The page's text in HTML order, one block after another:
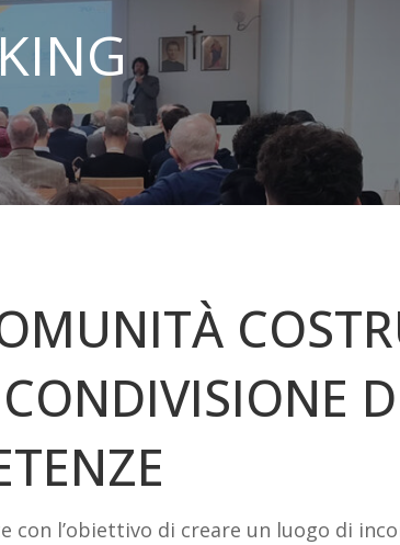
con l’obiettivo di creare un luogo di